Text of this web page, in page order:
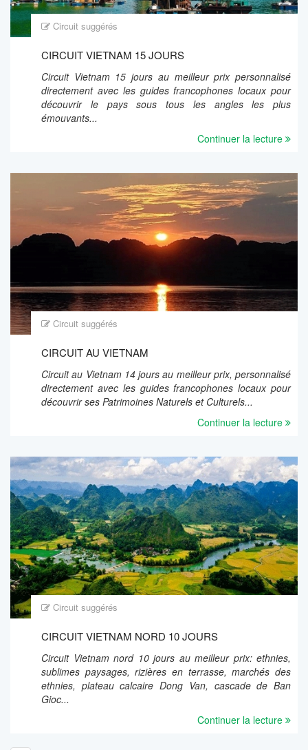
Circuit suggérés
CIRCUIT VIETNAM 15 JOURS
Circuit Vietnam 15 jours au meilleur prix personnalisé
directement avec les guides francophones locaux pour
découvrir le pays sous tous les angles les plus
émouvants...
Continuer la lecture
Circuit suggérés
CIRCUIT AU VIETNAM
Circuit au Vietnam 14 jours au meilleur prix, personnalisé
directement avec les guides francophones locaux pour
découvrir ses Patrimoines Naturels et Culturels...
Continuer la lecture
Circuit suggérés
CIRCUIT VIETNAM NORD 10 JOURS
Circuit Vietnam nord 10 jours au meilleur prix: ethnies,
sublimes paysages, rizières en terrasse, marchés des
ethnies, plateau calcaire Dong Van, cascade de Ban
Gioc...
Continuer la lecture